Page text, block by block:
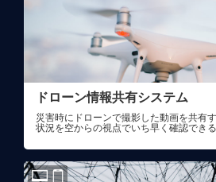
ドローン情報共有システム
災害時にドローンで撮影した動画を共有
状況を空からの視点でいち早く確認できる